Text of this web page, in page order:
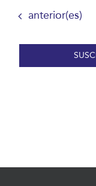
fecha.
Eventos
anterior(es)